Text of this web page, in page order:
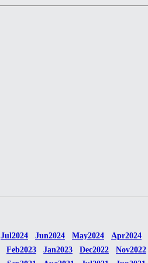
Jul2024 Jun2024 May2024 Apr2024
Feb2023 Jan2023 Dec2022 Nov2022